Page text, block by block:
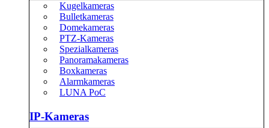
Kugelkameras
Bulletkameras
Domekameras
PTZ-Kameras
Spezialkameras
Panoramakameras
Boxkameras
Alarmkameras
LUNA PoC
IP-Kameras